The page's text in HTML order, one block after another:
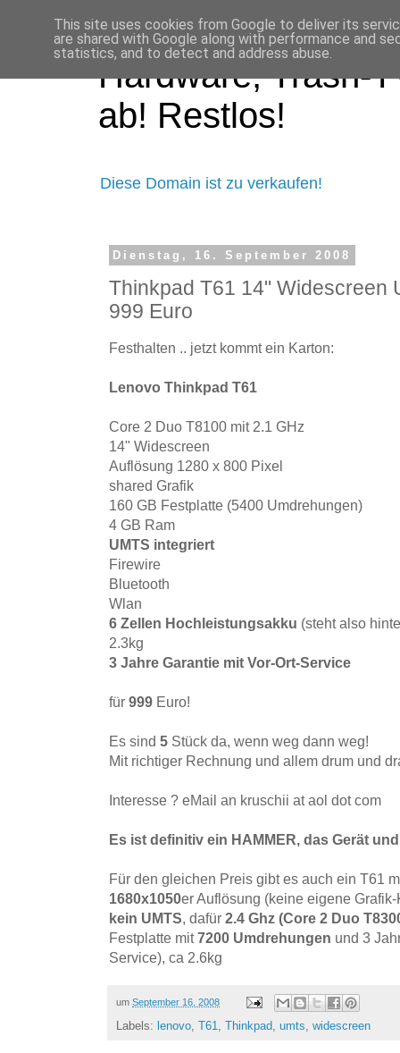
Hardware, Trash-
ab! Restlos!
Diese Domain ist zu verkaufen!
Dienstag, 16. September 2008
Thinkpad T61 14" Widescreen
999 Euro
Festhalten .. jetzt kommt ein Karton:
Lenovo Thinkpad T61
Core 2 Duo T8100 mit 2.1 GHz
14" Widescreen
Auflösung 1280 x 800 Pixel
shared Grafik
160 GB Festplatte (5400 Umdrehungen)
4 GB Ram
UMTS integriert
Firewire
Bluetooth
Wlan
6 Zellen Hochleistungsakku (steht also
2.3kg
3 Jahre Garantie mit Vor-Ort-Service
für 999 Euro!
Es sind 5 Stück da, wenn weg dann weg!
Mit richtiger Rechnung und allem drum und
Interesse ? eMail an kruschii at aol dot com
Es ist definitiv ein HAMMER, das Gerät
Für den gleichen Preis gibt es auch ein T61
1680x1050er Auflösung (keine eigene
kein UMTS, dafür 2.4 Ghz (Core 2 Duo
Festplatte mit7200 Umdrehungen und 3
Service), ca 2.6kg
um September 16, 2008
Labels: lenovo, T61, Thinkpad, umts, widescreen
This site uses cookies from Google to deliver its
are shared with Google along with performance and
statistics, and to detect and address abuse.